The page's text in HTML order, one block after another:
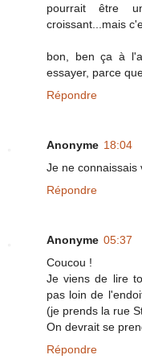
pourrait être
croissant...mais
bon, ben ça à
essayer, parce
Répondre
Anonyme 18:04
Je ne connaissais
Répondre
Anonyme 05:37
Coucou !
Je viens de lire
pas loin de
(je prends la rue
On devrait se
Répondre